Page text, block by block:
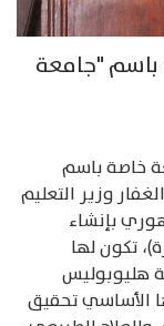
"جامعة
خاصة باسم
وزير التعليم
بإنشاء
تكون لها
هليوبوليس
الأساسي تحقيق